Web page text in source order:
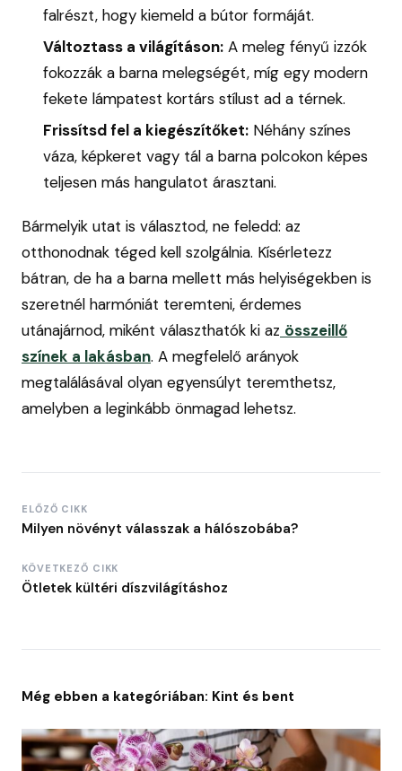
falrészt, hogy kiemeld a bútor formáját.
Változtass a világításon: A meleg fényű izzók
fokozzák a barna melegségét, míg egy modern
fekete lámpatest kortárs stílust ad a térnek.
Frissítsd fel a kiegészítőket: Néhány színes
váza, képkeret vagy tál a barna polcokon képes
teljesen más hangulatot árasztani.
Bármelyik utat is választod, ne feledd: az
otthonodnak téged kell szolgálnia. Kísérletezz
bátran, de ha a barna mellett más helyiségekben is
szeretnél harmóniát teremteni, érdemes
utánajárnod, miként választhatók ki az összeillő
színek a lakásban. A megfelelő arányok
megtalálásával olyan egyensúlyt teremthetsz,
amelyben a leginkább önmagad lehetsz.
ELŐZŐ CIKK
Milyen növényt válasszak a hálószobába?
KÖVETKEZŐ CIKK
Ötletek kültéri díszvilágításhoz
Még ebben a kategóriában: Kint és bent